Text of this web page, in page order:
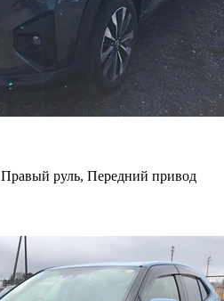
Правый руль, Передний привод